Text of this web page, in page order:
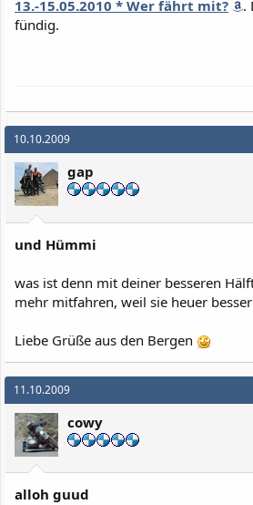
13.-15.05.2010 * Wer fährt mit?
.
fündig.
10.10.2009
gap
und Hümmi
was ist denn mit deiner besseren
mehr mitfahren, weil sie heuer
Liebe Grüße aus den Bergen
11.10.2009
cowy
alloh guud